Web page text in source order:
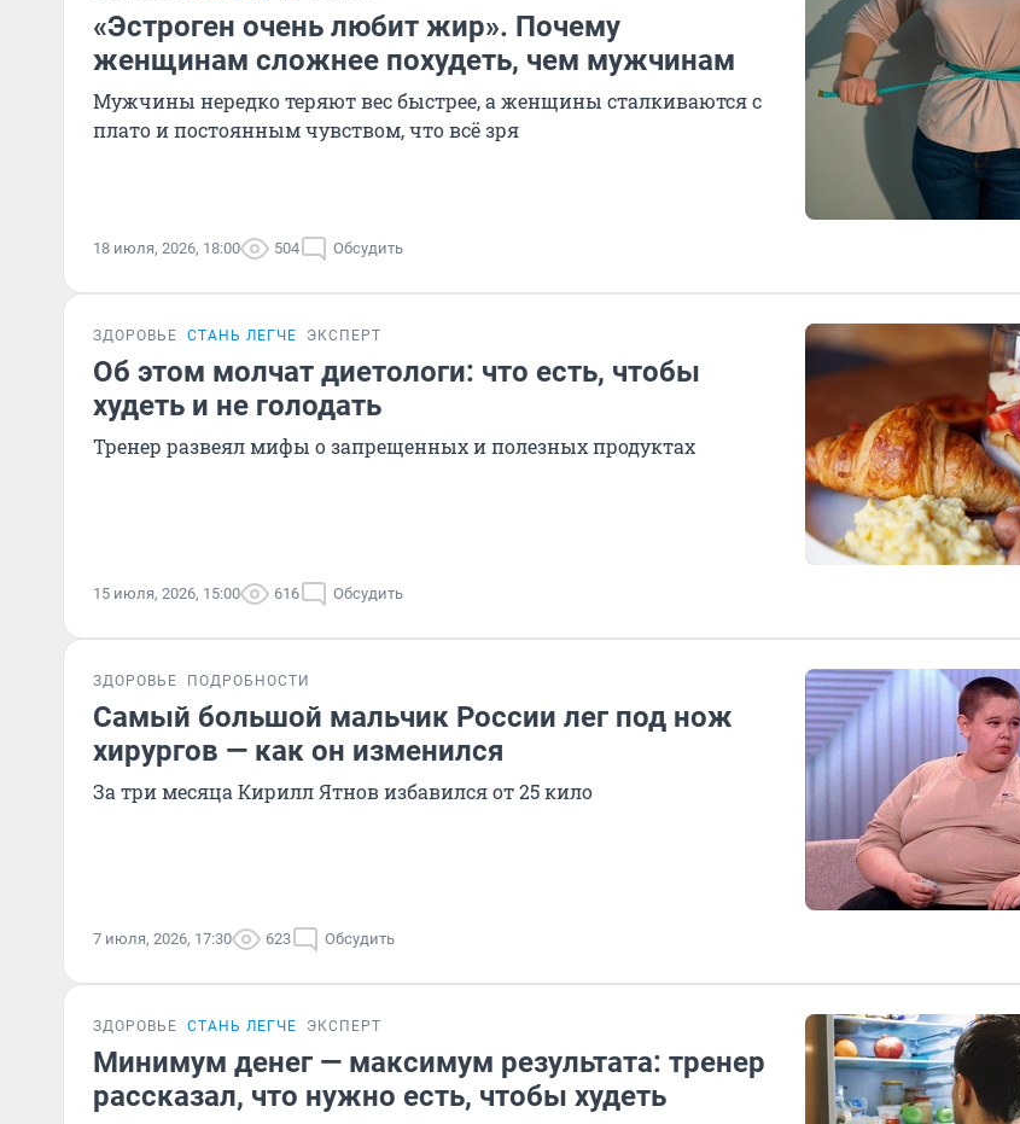
«Эстроген очень любит жир». Почему
женщинам сложнее похудеть, чем мужчинам
Мужчины нередко теряют вес быстрее, а женщины сталкиваются с
плато и постоянным чувством, что всё зря
18 июля, 2026, 18:00 504 Обсудить
ЗДОРОВЬЕ СТАНЬ ЛЕГЧЕ ЭКСПЕРТ
Об этом молчат диетологи: что есть, чтобы
худеть и не голодать
Тренер развеял мифы о запрещенных и полезных продуктах
15 июля, 2026, 15:00 616 Обсудить
ЗДОРОВЬЕ ПОДРОБНОСТИ
Самый большой мальчик России лег под нож
хирургов — как он изменился
За три месяца Кирилл Ятнов избавился от 25 кило
7 июля, 2026, 17:30 623 Обсудить
ЗДОРОВЬЕ СТАНЬ ЛЕГЧЕ ЭКСПЕРТ
Минимум денег — максимум результата: тренер
рассказал, что нужно есть, чтобы худеть